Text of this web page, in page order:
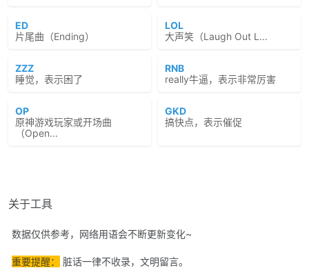
ED
片尾曲（Ending）
LOL
大声笑（Laugh Out L...
ZZZ
睡觉，表示困了
RNB
really牛逼，表示非常厉害
OP
原神游戏玩家或开场曲
（Open...
GKD
搞快点，表示催促
关于工具
数据仅供参考，网络用语会不断更新变化~
重要提醒： 脏话一律不收录，文明留言。